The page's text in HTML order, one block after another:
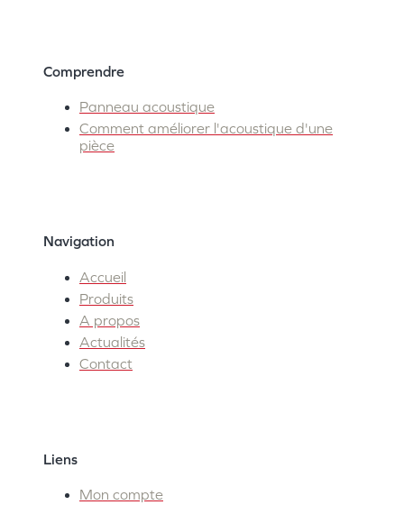
Comprendre
Panneau acoustique
Comment améliorer l'acoustique d'une
pièce
Navigation
Accueil
Produits
A propos
Actualités
Contact
Liens
Mon compte